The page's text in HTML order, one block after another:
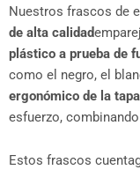
Nuestros frascos de
de alta calidad
plástico a prueba de
como el negro, el
ergonómico de la tapa
esfuerzo,
Estos frascos